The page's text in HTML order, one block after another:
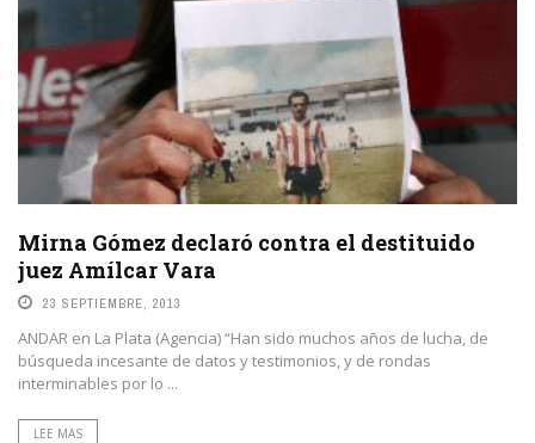
Mirna Gómez declaró contra el destituido
juez Amílcar Vara
23 SEPTIEMBRE, 2013
ANDAR en La Plata (Agencia) “Han sido muchos años de lucha, de
búsqueda incesante de datos y testimonios, y de rondas
interminables por lo ...
LEE MAS